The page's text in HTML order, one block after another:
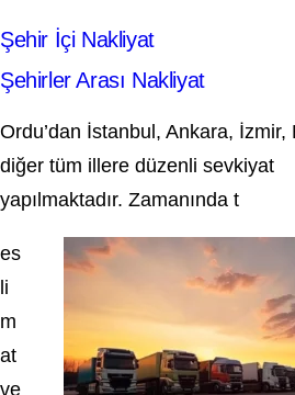
Şehir İçi Nakliyat
Şehirler Arası Nakliyat
Ordu’dan İstanbul, Ankara, İzmir,
diğer tüm illere düzenli sevkiyat
yapılmaktadır. Zamanında t
es
li
m
at
ve